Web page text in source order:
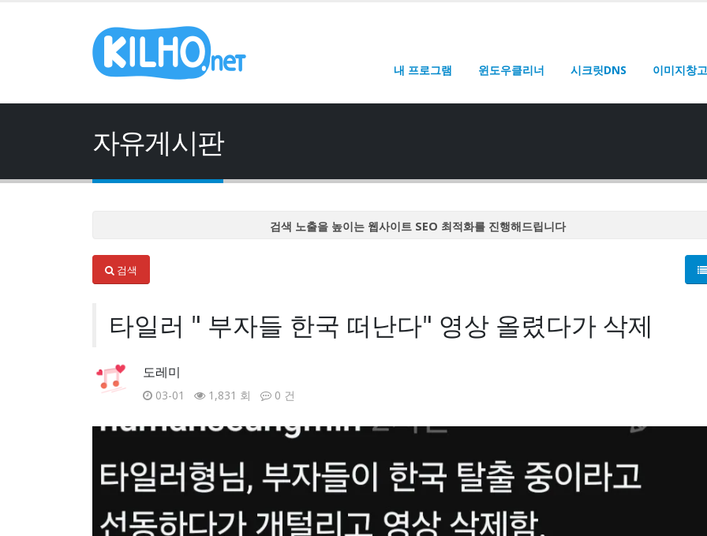
내 프로그램 윈도우클리너 시크릿DNS 이미지창고
자유게시판
검색 노출을 높이는 웹사이트 SEO 최적화를 진행해드립니다
검색 노출을 높이는 웹사이트 SEO 최적화를 진행해드립니다
검색
타일러 " 부자들 한국 떠난다" 영상 올렸다가 삭제
도레미
03-01 1,831 회 0 건